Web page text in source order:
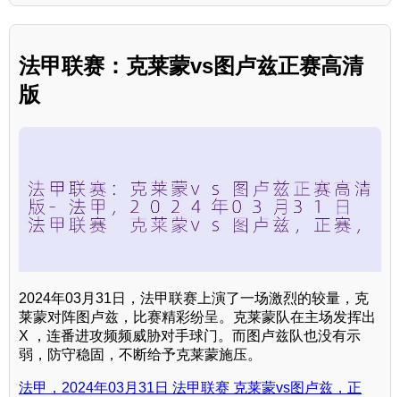
法甲联赛：克莱蒙vs图卢兹正赛高清
版
2024年03月31日，法甲联赛上演了一场激烈的较量，克
莱蒙对阵图卢兹，比赛精彩纷呈。克莱蒙队在主场发挥出
X ，连番进攻频频威胁对手球门。而图卢兹队也没有示
弱，防守稳固，不断给予克莱蒙施压。
法甲，2024年03月31日 法甲联赛 克莱蒙vs图卢兹，正